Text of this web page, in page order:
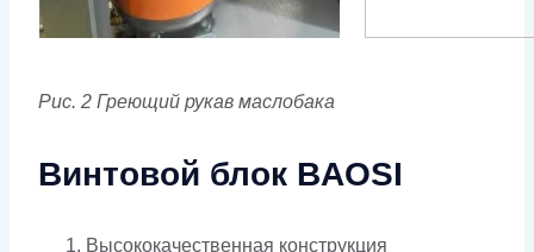
Рис. 2 Греющий рукав маслобака
Винтовой блок BAOSI
Высококачественная конструкция